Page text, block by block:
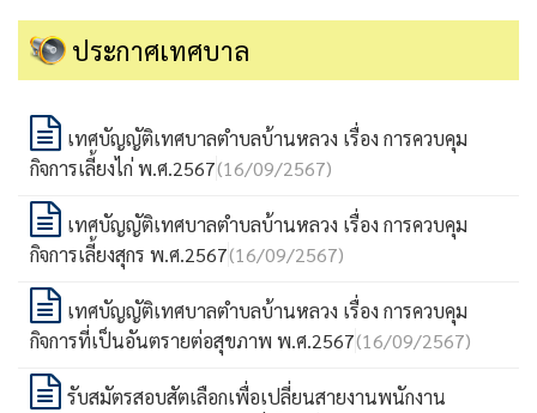
ประกาศเทศบาล
เทศบัญญัติเทศบาลตำบลบ้านหลวง เรื่อง การควบคุม
กิจการเลี้ยงไก่ พ.ศ.2567(16/09/2567)
เทศบัญญัติเทศบาลตำบลบ้านหลวง เรื่อง การควบคุม
กิจการเลี้ยงสุกร พ.ศ.2567(16/09/2567)
เทศบัญญัติเทศบาลตำบลบ้านหลวง เรื่อง การควบคุม
กิจการที่เป็นอันตรายต่อสุขภาพ พ.ศ.2567(16/09/2567)
รับสมัตรสอบสัตเลือกเพื่อเปลี่ยนสายงานพนักงาน